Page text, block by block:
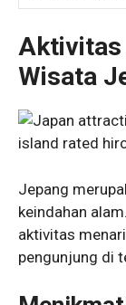
Aktivitas
Wisata
Jepang
keindahan
aktivitas
pengunjung di